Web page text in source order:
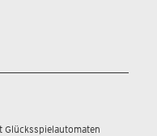
Glücksspielautomaten